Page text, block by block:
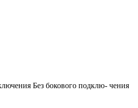
Без бокового подклю- чения